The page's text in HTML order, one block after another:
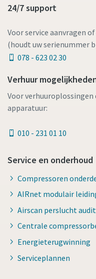
24/7 support
Voor service aanvragen
(houdt uw serienummer
078 - 623 02 30
Verhuur
Voor
apparatuur:
010 - 231 01 10
Service en onderhoud
Compressoren
AIRnet modulair
Airscan perslucht audit
Centrale
Energieterugwinning
Serviceplannen